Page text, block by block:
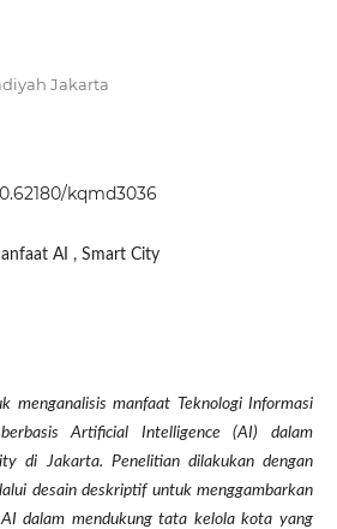
Jakarta
kqmd3036
AI , Smart City
menganalisis manfaat Teknologi Informasi
Artificial Intelligence (AI) dalam
di Jakarta. Penelitian dilakukan dengan
desain deskriptif untuk menggambarkan
dalam mendukung tata kelola kota yang